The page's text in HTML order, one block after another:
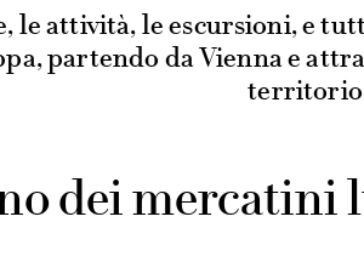
le attività, le escursioni, e
partendo da Vienna e
territorio
dei mercatini